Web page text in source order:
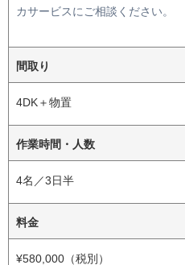
カサービスにご相談ください。
間取り
4DK＋物置
作業時間・人数
4名／3日半
料金
¥580,000（税別）